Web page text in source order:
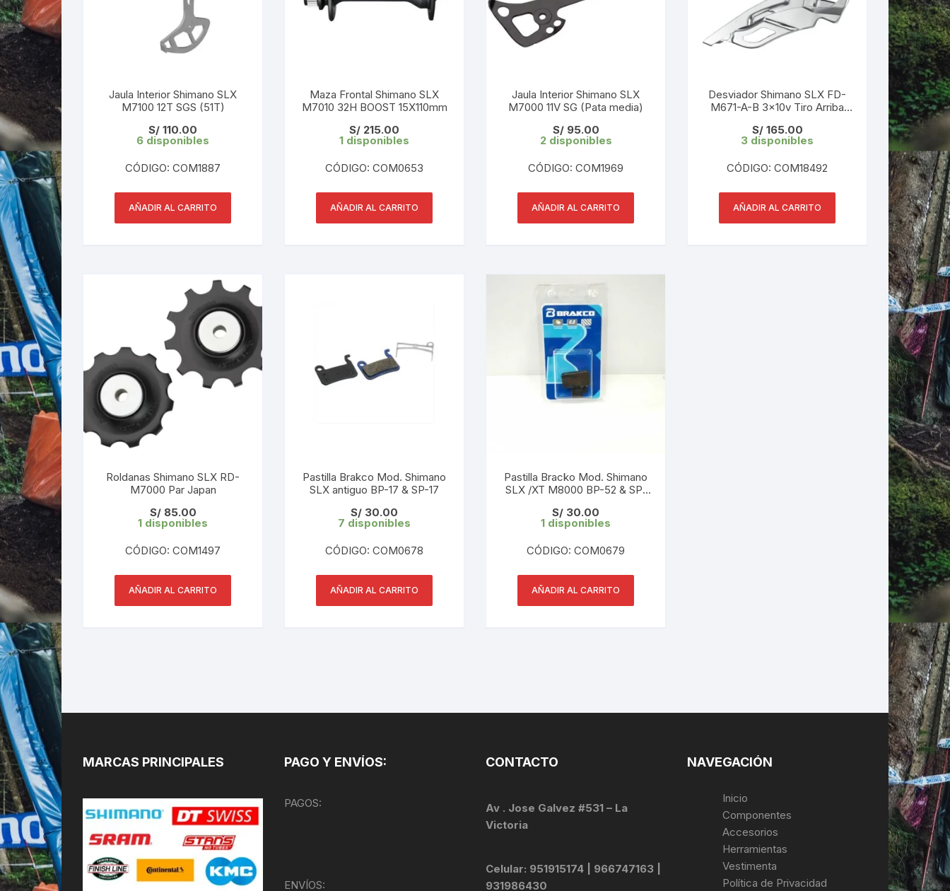
PLATOS
RADIOS
ROLDANAS
SILLINES
TIJA/TUBO DE ASIENTO
Jaula Interior Shimano SLX
M7100 12T SGS (51T)
S/ 110.00
6 disponibles
CÓDIGO: COM1887
AÑADIR AL CARRITO
Maza Frontal Shimano SLX
M7010 32H BOOST 15X110mm
S/ 215.00
1 disponibles
CÓDIGO: COM0653
AÑADIR AL CARRITO
Jaula Interior Shimano SLX
M7000 11V SG (Pata media)
S/95.00
2 disponibles
CÓDIGO: COM1969
AÑADIR AL CARRITO
Desviador Shimano SLX FD-
M671-A-B 3x10v Tiro Arriba
S/165.00
3 disponibles
CÓDIGO: COM18492
AÑADIR AL CARRITO
Roldanas Shimano SLX RD-
M7000 Par Japan
S/85.00
1 disponibles
CÓDIGO: COM1497
AÑADIR AL CARRITO
Pastilla Brakco Mod. Shimano
SLX antiguo BP-17 & SP-17
S/ 30.00
7 disponibles
CÓDIGO: COM0678
AÑADIR AL CARRITO
Pastilla Bracko Mod. Shimano
SLX /XT M8000 BP-52 & SP-
S/ 30.00
1 disponibles
CÓDIGO: COM0679
AÑADIR AL CARRITO
MARCAS PRINCIPALES PAGO Y ENVÍOS:
PAGOS:
ENVÍOS:
CONTACTO
Av . Jose Galvez #531 – La
Victoria
Celular: 951915174 | 966747163 |
931986430
NAVEGACIÓN
Inicio
Componentes
Accesorios
Herramientas
Vestimenta
Política de Privacidad